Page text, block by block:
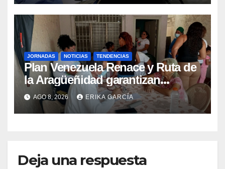
JORNADAS NOTICIAS TENDENCIAS
Plan Venezuela Renace y Ruta de
la Aragüeñidad garantizan
atención médica integral en
Aragua
AGO 8, 2026 ERIKA GARCÍA
Deja una respuesta